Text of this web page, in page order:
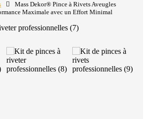
Mass Dekor® Pince à Rivets Aveugles
Maximale avec un Effort Minimal